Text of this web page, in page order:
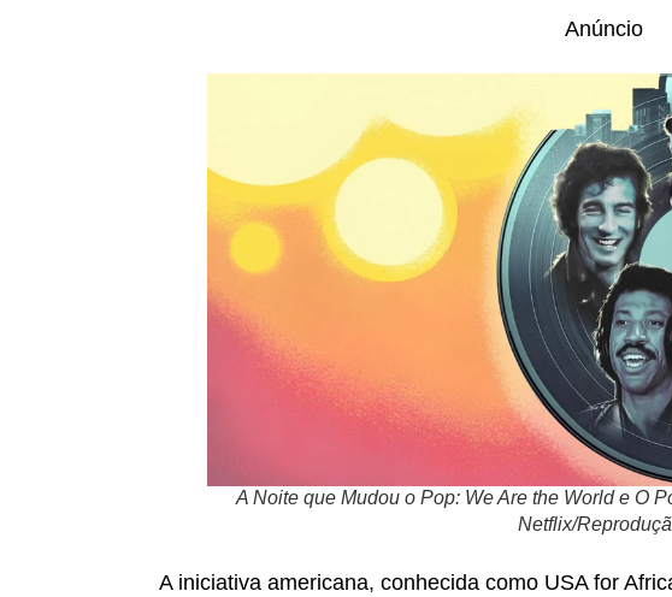
Anúncio
A Noite que Mudou o Pop: We Are the World e O
Netflix/
A iniciativa americana, conhecida como USA for